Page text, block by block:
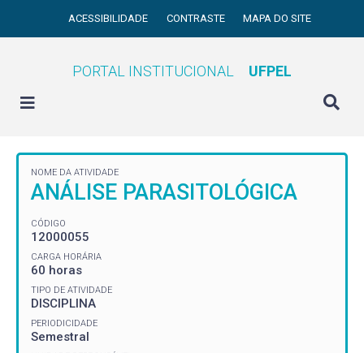
ACESSIBILIDADE CONTRASTE MAPA DO SITE
PORTAL INSTITUCIONAL UFPEL
NOME DA ATIVIDADE
ANÁLISE PARASITOLÓGICA
CÓDIGO
12000055
CARGA HORÁRIA
60 horas
TIPO DE ATIVIDADE
DISCIPLINA
PERIODICIDADE
Semestral